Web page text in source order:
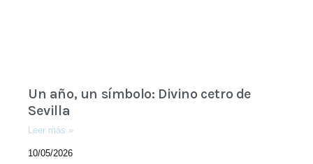
Un año, un símbolo: Divino cetro de
Sevilla
Leer más »
10/05/2026